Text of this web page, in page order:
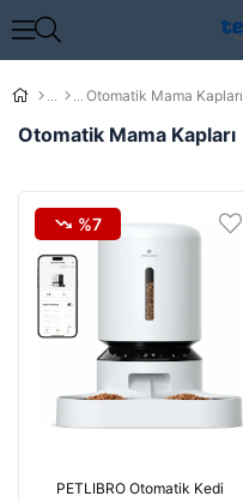
Otomatik Mama Kapları
Otomatik Mama Kapları
PETLIBRO Otomatik Kedi
%7